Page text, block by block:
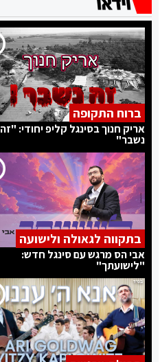
ברוח התקופה
אריק חנוך בסינגל קליפ יחודי: "זה
נשבר"
בתקווה לגאולה ולישועה
אבי הס מרגש עם סינגל חדש:
"לישועתך"